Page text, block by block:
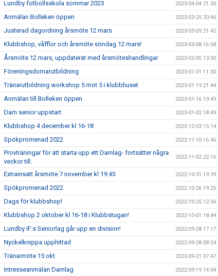
Lundby fotbollsskola sommar 2023 2023-04-04 21:30
Anmälan Bolleken öppen 2023-03-25 20:46
Justerad dagordning årsmöte 12 mars 2023-03-09 21:42
Klubbshop, våfflor och årsmöte söndag 12 mars! 2023-03-08 16:58
Årsmöte 12 mars, uppdaterat med årsmöteshandlingar 2023-02-05 13:50
Föreningsdomarutbildning 2023-01-31 11:30
Tränarutbildning workshop 5 mot 5 i klubbhuset 2023-01-19 21:44
Anmälan till Bolleken öppen 2023-01-16 19:49
Dam senior uppstart 2023-01-02 18:49
Klubbshop 4 december kl 16-18 2022-12-03 15:14
Spökpromenad 2022 2022-11-10 16:46
Provträningar för att starta upp ett Damlag- fortsätter några
veckor till.
2022-11-02 22:16
Extrainsatt årsmöte 7 november kl 19:45 2022-10-31 19:39
Spökpromenad 2022 2022-10-26 19:25
Dags för klubbshop! 2022-10-25 12:56
Klubbshop 2 oktober kl 16-18 i Klubbstugan! 2022-10-01 18:44
Lundby IF:s Seniorlag går upp en division! 2022-09-28 17:17
Nyckelknippa upphittad 2022-09-28 08:54
Tränarmöte 15 okt 2022-09-21 07:47
Intresseanmälan Damlag 2022-09-19 14:04